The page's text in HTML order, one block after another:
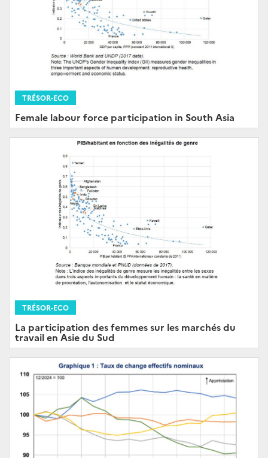
TRÉSOR-ECO
Female labour force participation in South Asia
TRÉSOR-ECO
La participation des femmes sur les marchés du
travail en Asie du Sud